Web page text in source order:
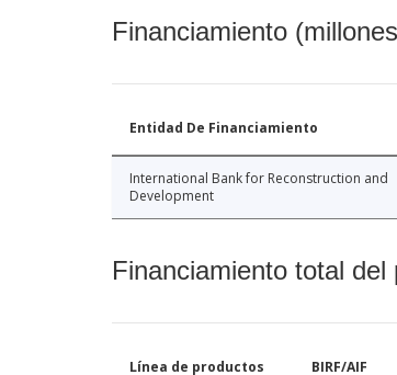
Financiamiento
Entidad De Financiamiento
International Bank for Reconstruction and
Development
Financiamiento total
Línea de productos BIRF/AIF